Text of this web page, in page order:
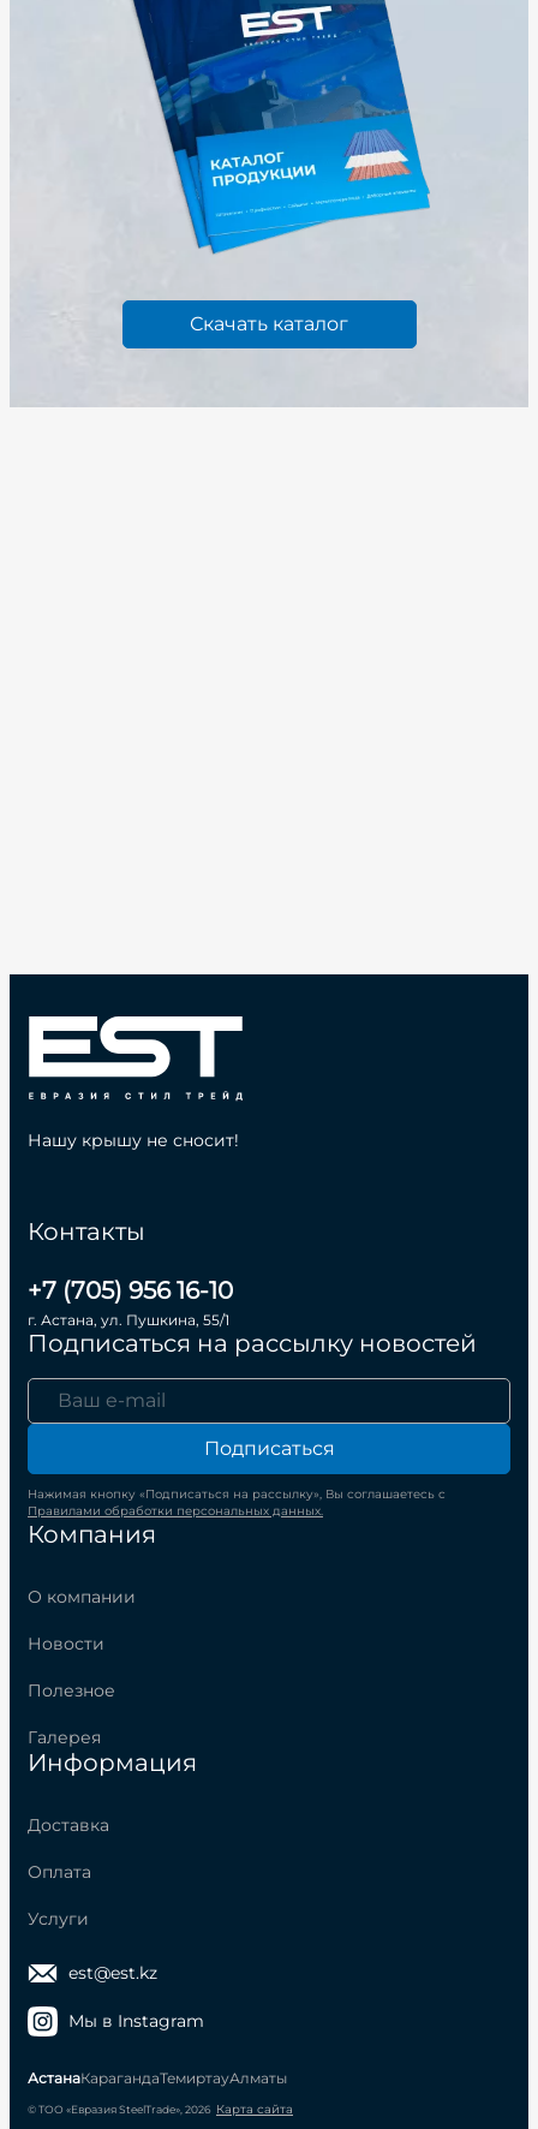
Скачать каталог
Компания
О компании
Новости
Полезное
Галерея
Информация
Доставка
Оплата
Услуги
Контакты
+7 (705) 956 16-10
г. Астана, ул. Пушкина, 55/1
Подписаться на рассылку новостей
Подписаться
Нажимая кнопку «Подписаться на рассылку», Вы соглашаетесь с
Правилами обработки персональных данных.
Нашу крышу не сносит!
est@est.kz
Мы в Instagram
АстанаКарагандаТемиртауАлматы
© ТОО «Евразия SteelTrade», 2026 Карта сайта